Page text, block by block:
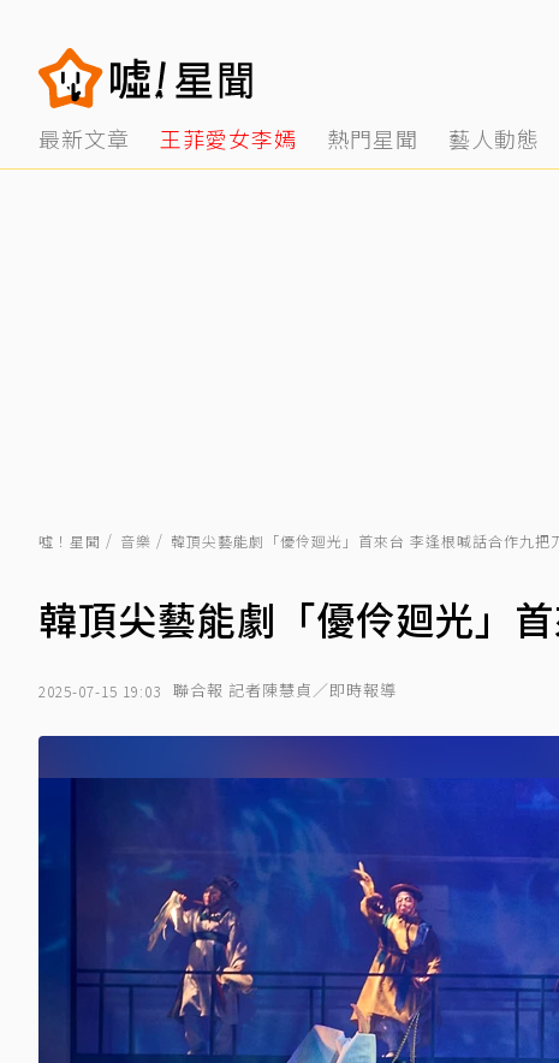
最新文章 王菲愛女李嫣 熱門星聞 藝人動態
噓！星聞 音樂 韓頂尖藝能劇「優伶廻光」首來台 李逢根喊話合作九把
韓頂尖藝能劇「優伶廻光」
2025-07-15 19:03 聯合報 記者陳慧貞／即時報導